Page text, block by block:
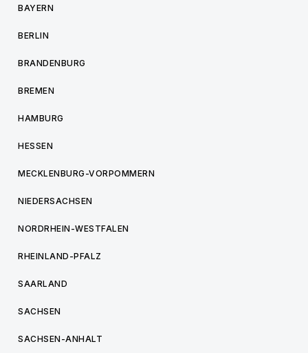
BAYERN
BERLIN
BRANDENBURG
BREMEN
HAMBURG
HESSEN
MECKLENBURG-VORPOMMERN
NIEDERSACHSEN
NORDRHEIN-WESTFALEN
RHEINLAND-PFALZ
SAARLAND
SACHSEN
SACHSEN-ANHALT